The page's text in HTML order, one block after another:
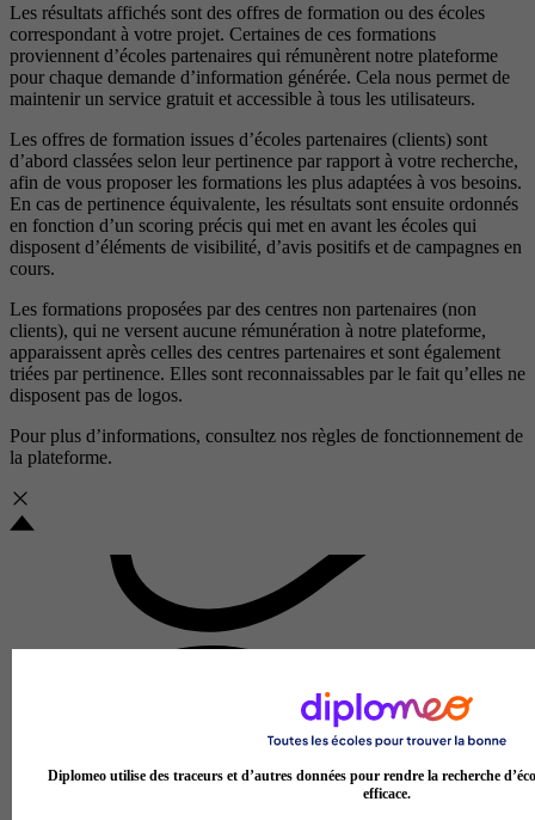
Les résultats affichés sont des offres de formation ou des écoles
correspondant à votre projet. Certaines de ces formations
proviennent d’écoles partenaires qui rémunèrent notre plateforme
pour chaque demande d’information générée. Cela nous permet de
maintenir un service gratuit et accessible à tous les utilisateurs.
Les offres de formation issues d’écoles partenaires (clients) sont
d’abord classées selon leur pertinence par rapport à votre recherche,
afin de vous proposer les formations les plus adaptées à vos besoins.
En cas de pertinence équivalente, les résultats sont ensuite ordonnés
en fonction d’un scoring précis qui met en avant les écoles qui
disposent d’éléments de visibilité, d’avis positifs et de campagnes en
cours.
Les formations proposées par des centres non partenaires (non
clients), qui ne versent aucune rémunération à notre plateforme,
apparaissent après celles des centres partenaires et sont également
triées par pertinence. Elles sont reconnaissables par le fait qu’elles ne
disposent pas de logos.
Pour plus d’informations, consultez nos règles de fonctionnement de
la plateforme.
Diplomeo utilise des traceurs et d’autres données pour rendre la recherche
efficace.